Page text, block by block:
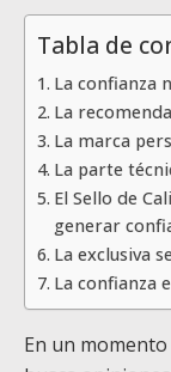
Tabla de
La confianza
La
La marca
La parte
El Sello de
generar
La exclusiva
La confianza
En un